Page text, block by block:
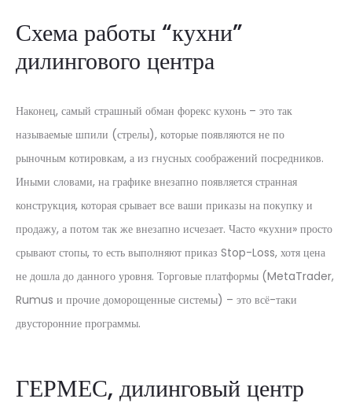
Схема работы “кухни”
дилингового центра
Наконец, самый страшный обман форекс кухонь – это так
называемые шпили (стрелы), которые появляются не по
рыночным котировкам, а из гнусных соображений посредников.
Иными словами, на графике внезапно появляется странная
конструкция, которая срывает все ваши приказы на покупку и
продажу, а потом так же внезапно исчезает. Часто «кухни» просто
срывают стопы, то есть выполняют приказ Stop-Loss, хотя цена
не дошла до данного уровня. Торговые платформы (MetaTrader,
Rumus и прочие доморощенные системы) – это всё-таки
двусторонние программы.
ГЕРМЕС, дилинговый центр